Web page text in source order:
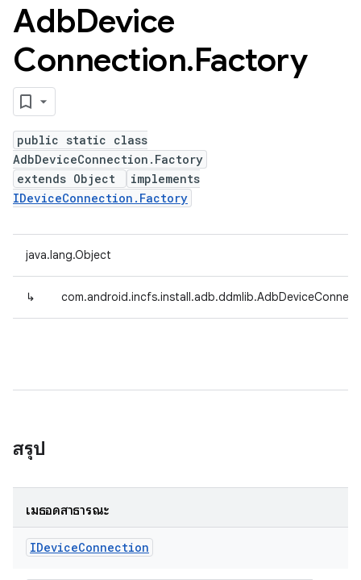
AdbDevice
Connection.Factory
public static class
AdbDeviceConnection.Factory
extends Object
implements
IDeviceConnection.Factory
java.lang.Object
↳
สรุป
เมธอดสาธารณะ
IDeviceConnection